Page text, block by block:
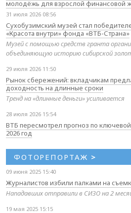
молодёжь для взрослой финансовой
31 июля 2026 08:56
Сухобузимский музей стал
«Красота внутри» фонда «ВТБ-Страна»
Музей с помощью средств гранта
объединяющую историю сибирской
29 июля 2026 11:50
Рынок сбережений: вкладчикам
доходность на длинные сроки
Тренд на «длинные деньги» усиливается
28 июля 2026 15:54
ВТБ пересмотрел прогноз по
2026 год
ФОТОРЕПОРТАЖ >
09 июня 2025 15:40
Журналистов избили палками на
Нападавших отправили в СИЗО на 2
19 мая 2025 15:15